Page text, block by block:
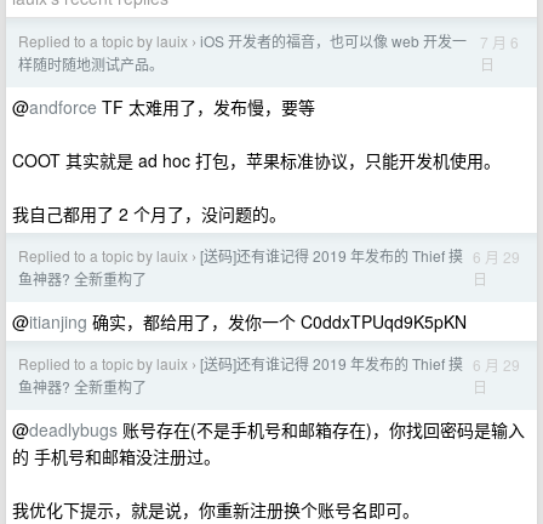
Replied to a topic by lauix › iOS 开发者的福音，也可以像 web 开发一
样随时随地测试产品。
7 月 6
日
@andforce TF 太难用了，发布慢，要等
COOT 其实就是 ad hoc 打包，苹果标准协议，只能开发机使用。
我自己都用了 2 个月了，没问题的。
Replied to a topic by lauix › [送码]还有谁记得 2019 年发布的 Thief 摸
鱼神器? 全新重构了
6 月 29
日
@itianjing 确实，都给用了，发你一个 C0ddxTPUqd9K5pKN
Replied to a topic by lauix › [送码]还有谁记得 2019 年发布的 Thief 摸
鱼神器? 全新重构了
6 月 29
日
@deadlybugs 账号存在(不是手机号和邮箱存在)，你找回密码是输入
的 手机号和邮箱没注册过。
我优化下提示，就是说，你重新注册换个账号名即可。